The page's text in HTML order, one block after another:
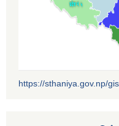
https://sthaniya.gov.np/